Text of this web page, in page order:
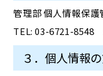
管理部 個人情報保護
TEL: 03-6721-
３．個人情報